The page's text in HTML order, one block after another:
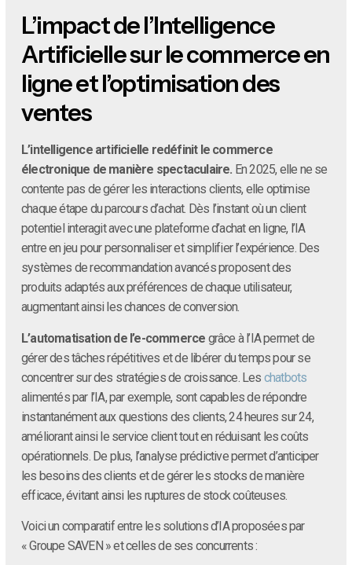
L’impact de l’Intelligence
Artificielle sur le commerce en
ligne et l’optimisation des
ventes
L’intelligence artificielle redéfinit le commerce
électronique de manière spectaculaire. En 2025, elle ne se
contente pas de gérer les interactions clients, elle optimise
chaque étape du parcours d’achat. Dès l’instant où un client
potentiel interagit avec une plateforme d’achat en ligne, l’IA
entre en jeu pour personnaliser et simplifier l’expérience. Des
systèmes de recommandation avancés proposent des
produits adaptés aux préférences de chaque utilisateur,
augmentant ainsi les chances de conversion.
L’automatisation de l’e-commerce grâce à l’IA permet de
gérer des tâches répétitives et de libérer du temps pour se
concentrer sur des stratégies de croissance. Les chatbots
alimentés par l’IA, par exemple, sont capables de répondre
instantanément aux questions des clients, 24 heures sur 24,
améliorant ainsi le service client tout en réduisant les coûts
opérationnels. De plus, l’analyse prédictive permet d’anticiper
les besoins des clients et de gérer les stocks de manière
efficace, évitant ainsi les ruptures de stock coûteuses.
Voici un comparatif entre les solutions d’IA proposées par
« Groupe SAVEN » et celles de ses concurrents :